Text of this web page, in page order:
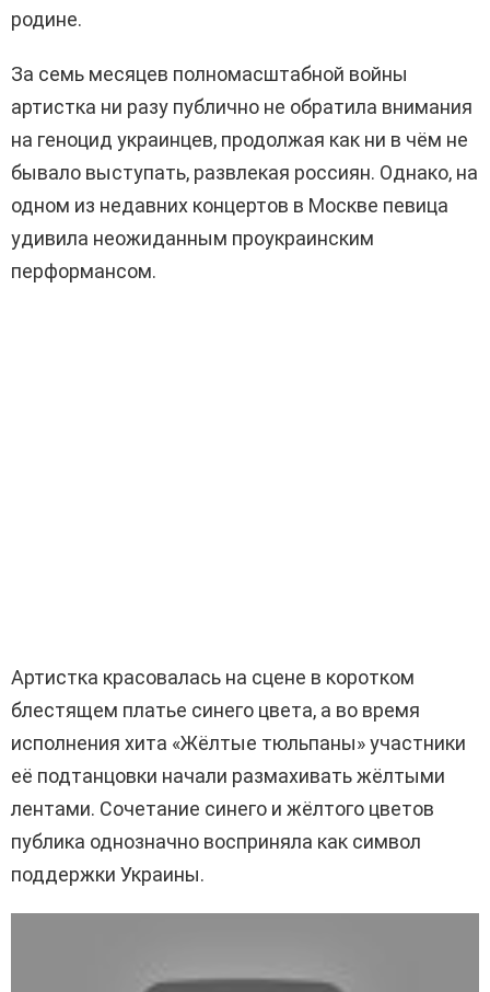
родине.
За семь месяцев полномасштабной войны
артистка ни разу публично не обратила внимания
на геноцид украинцев, продолжая как ни в чём не
бывало выступать, развлекая россиян. Однако, на
одном из недавних концертов в Москве певица
удивила неожиданным проукраинским
перформансом.
Артистка красовалась на сцене в коротком
блестящем платье синего цвета, а во время
исполнения хита «Жёлтые тюльпаны» участники
её подтанцовки начали размахивать жёлтыми
лентами. Сочетание синего и жёлтого цветов
публика однозначно восприняла как символ
поддержки Украины.